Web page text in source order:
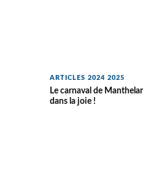
ARTICLES 2024 2025
Le carnaval de
dans la joie !